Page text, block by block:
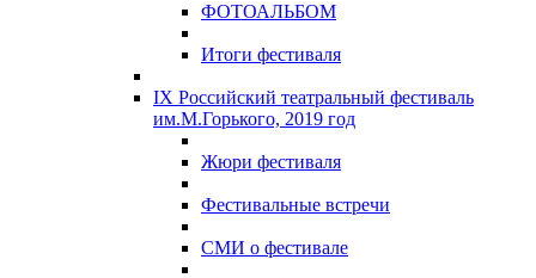
ФОТОАЛЬБОМ
Итоги фестиваля
IX Российский театральный фестиваль
им.М.Горького, 2019 год
Жюри фестиваля
Фестивальные встречи
СМИ о фестивале